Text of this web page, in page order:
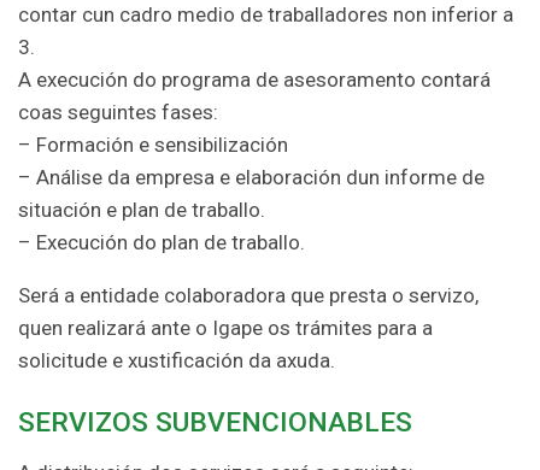
contar cun cadro medio de traballadores non inferior a
3.
A execución do programa de asesoramento contará
coas seguintes fases:
– Formación e sensibilización
– Análise da empresa e elaboración dun informe de
situación e plan de traballo.
– Execución do plan de traballo.
Será a entidade colaboradora que presta o servizo,
quen realizará ante o Igape os trámites para a
solicitude e xustificación da axuda.
SERVIZOS SUBVENCIONABLES